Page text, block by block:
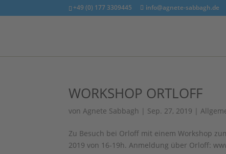
+49 (0) 177 3309445 info@agnete-sabbagh.de
WORKSHOP ORTLOFF
vonAgnete Sabbagh | Sep. 27, 2019 |
Zu Besuch bei Orloff mit einem Workshop
2019 von 16-19h. Anmeldung über Orloff: